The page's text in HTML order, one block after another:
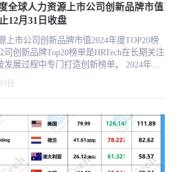
槛的市值最低为10亿美
，新增替补机构信息。 · 强烈推荐
了解最新的人力资源科技新闻、趋势和资
email.html HRTechChina将一
和报道，将全球最新最前沿最优质的
力于推动人力资源科技进步与发展，持续
品新方向。HRTech核心报道HR科技创新
分享全球的人力资源科技资讯。定期发布
图，持续举办高品质的专业前沿峰会论
全球人力资源上市公司创新品牌市值
12月31日收盘
上市公司创新品牌市值2024年度TOP20榜
创新品牌Top20榜单是HRTech在长期关注
程中专门打造创新榜单。 2024年最
趋势的窗口。随着财报发布和各国经济情
的HR上市机构也遇到了不同的表现。一起
月31日）收盘市值和股价为基准，更多可
） 更多信息可以关注
公众号压缩图片压缩的很厉害，高清的可
日